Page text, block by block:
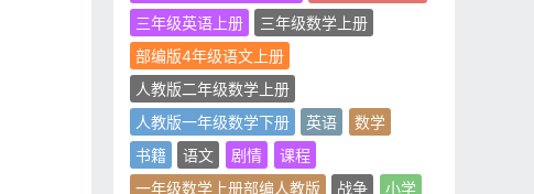
三年级英语上册
三年级数学上册
部编版4年级语文上册
人教版二年级数学上册
人教版一年级数学下册
英语
数学
书籍
语文 剧情
课程
一年级数学上册部编人教版
战争
小学